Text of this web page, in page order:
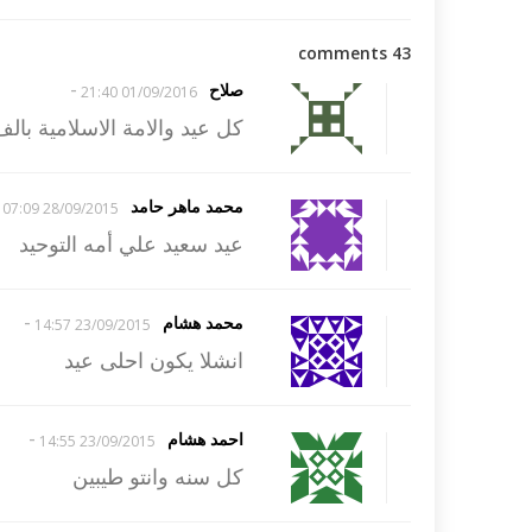
43 comments
صلاح
01/09/2016 21:40
-
كل عيد والامة الاسلامية
محمد ماهر حامد 28/09/2015 07:09
عيد سعيد علي أمه التوحيد
محمد هشام 23/09/2015 14:57
-
انشلا يكون احلى عيد
احمد هشام 23/09/2015 14:55
-
كل سنه وانتو طيبين